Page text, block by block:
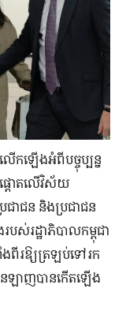
ើកឡើងអំពីបច្ចុប្បន្ន
ផ្តោតលើវិស័យ
ជាជន និងប្រជាជន
ស់រដ្ឋាភិបាលកម្ពុជា
ាំងពីរឱ្យត្រឡប់ទៅរក
នឡាញបានកើតឡើង